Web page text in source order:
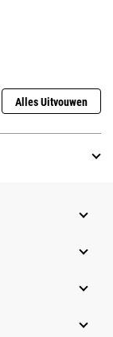
Alles Uitvouwen